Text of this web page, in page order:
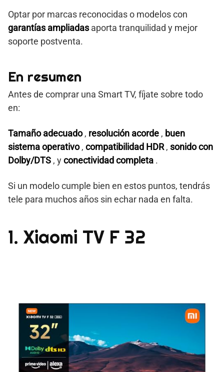
Optar por marcas reconocidas o modelos con
garantías ampliadasaporta tranquilidad y mejor
soporte postventa.
En resumen
Antes de comprar una Smart TV, fíjate sobre todo
en:
Tamaño adecuado, resolución acorde , buen
sistema operativo, compatibilidad HDR , sonido con
Dolby/DTS , yconectividad completa .
Si un modelo cumple bien en estos puntos, tendrás
tele para muchos años sin echar nada en falta.
1. Xiaomi TV F 32